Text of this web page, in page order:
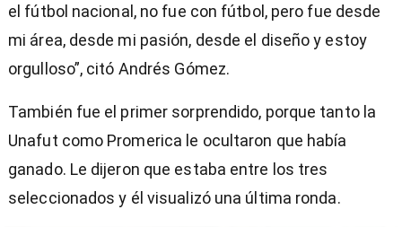
el fútbol nacional, no fue con fútbol, pero fue desde
mi área, desde mi pasión, desde el diseño y estoy
orgulloso”, citó Andrés Gómez.
También fue el primer sorprendido, porque tanto la
Unafut como Promerica le ocultaron que había
ganado. Le dijeron que estaba entre los tres
seleccionados y él visualizó una última ronda.